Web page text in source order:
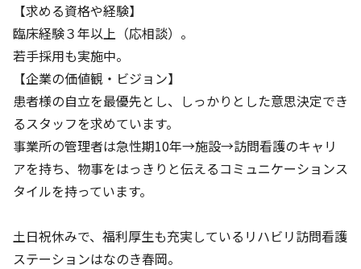
【求める資格や経験】
臨床経験３年以上（応相談）。
若手採用も実施中。
【企業の価値観・ビジョン】
患者様の自立を最優先とし、しっかりとした意思決定でき
るスタッフを求めています。
事業所の管理者は急性期10年→施設→訪問看護のキャリ
アを持ち、物事をはっきりと伝えるコミュニケーションス
タイルを持っています。
土日祝休みで、福利厚生も充実しているリハビリ訪問看護
ステーションはなのき春岡。